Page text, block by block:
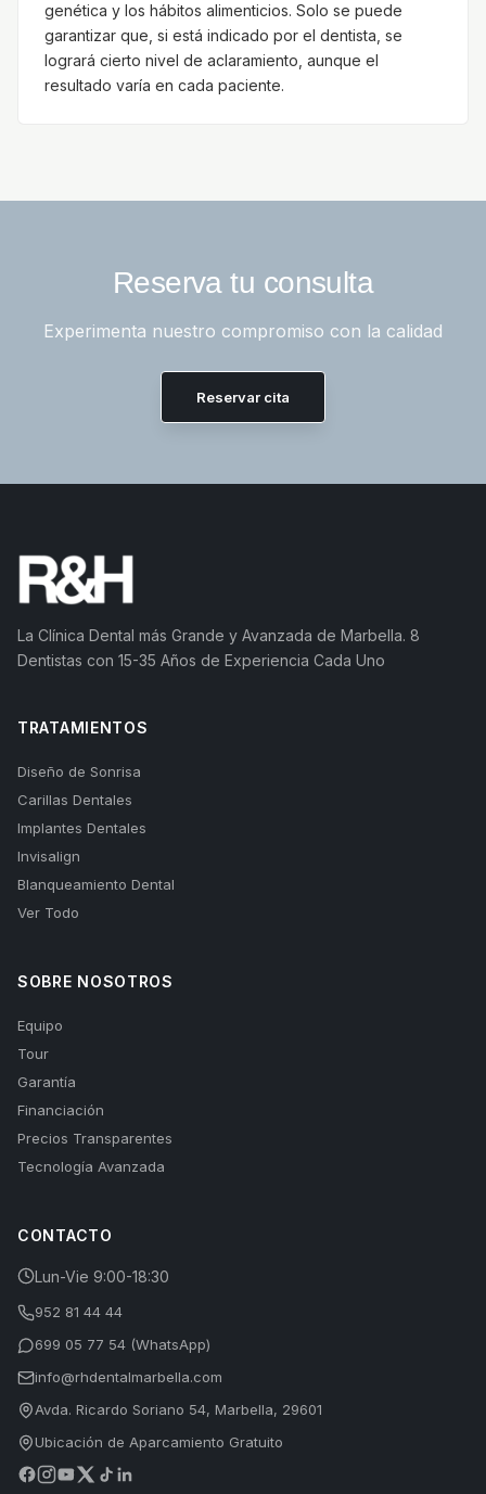
genética y los hábitos alimenticios. Solo se puede
garantizar que, si está indicado por el dentista, se
logrará cierto nivel de aclaramiento, aunque el
resultado varía en cada paciente.
Reserva tu consulta
Experimenta nuestro compromiso con la calidad
Reservar cita
La Clínica Dental más Grande y Avanzada de Marbella. 8
Dentistas con 15-35 Años de Experiencia Cada Uno
TRATAMIENTOS
Diseño de Sonrisa
Carillas Dentales
Implantes Dentales
Invisalign
Blanqueamiento Dental
Ver Todo
SOBRE NOSOTROS
Equipo
Tour
Garantía
Financiación
Precios Transparentes
Tecnología Avanzada
CONTACTO
Lun-Vie 9:00-18:30
952 81 44 44
699 05 77 54 (WhatsApp)
info@rhdentalmarbella.com
Avda. Ricardo Soriano 54, Marbella, 29601
Ubicación de Aparcamiento Gratuito